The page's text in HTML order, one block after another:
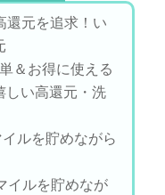
還元を追求！い
＆お得に使える
しい高還元・洗
ルを貯めながら
イルを貯めなが